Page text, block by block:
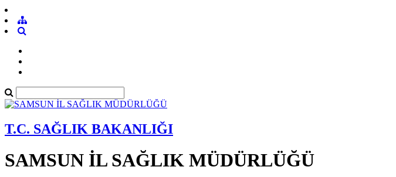
T.C. SAĞLIK BAKANLIĞI
SAMSUN İL SAĞLIK MÜDÜRLÜĞÜ